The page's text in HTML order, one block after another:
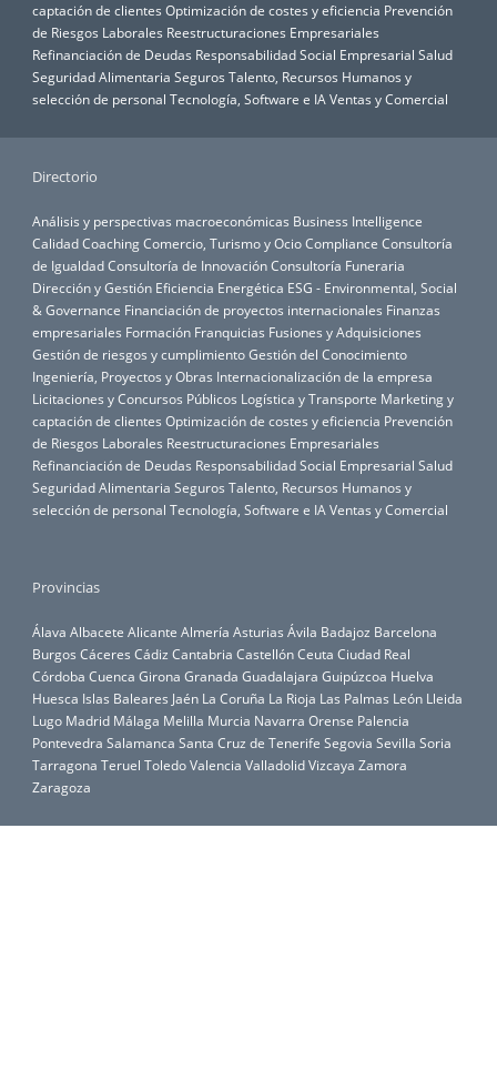
captación de clientes Optimización de costes y eficiencia Prevención
de Riesgos Laborales Reestructuraciones Empresariales
Refinanciación de Deudas Responsabilidad Social Empresarial Salud
Seguridad Alimentaria Seguros Talento, Recursos Humanos y
selección de personal Tecnología, Software e IA Ventas y Comercial
Directorio
Análisis y perspectivas macroeconómicas Business Intelligence
CalidadCoachingComercio, Turismo y OcioCompliance Consultoría
de IgualdadConsultoría de InnovaciónConsultoría Funeraria
Dirección y Gestión Eficiencia Energética ESG - Environmental, Social
& Governance Financiación de proyectos internacionales Finanzas
empresariales Formación Franquicias Fusiones y Adquisiciones
Gestión de riesgos y cumplimientoGestión del Conocimiento
Ingeniería, Proyectos y Obras Internacionalización de la empresa
Licitaciones y Concursos Públicos Logística y Transporte Marketing y
captación de clientes Optimización de costes y eficiencia Prevención
de Riesgos Laborales Reestructuraciones Empresariales
Refinanciación de Deudas Responsabilidad Social Empresarial Salud
Seguridad Alimentaria Seguros Talento, Recursos Humanos y
selección de personal Tecnología, Software e IA Ventas y Comercial
Provincias
Álava Albacete Alicante Almería Asturias Ávila Badajoz Barcelona
Burgos Cáceres Cádiz Cantabria CastellónCeuta Ciudad Real
Córdoba Cuenca Girona Granada Guadalajara Guipúzcoa Huelva
Huesca Islas Baleares Jaén La Coruña La Rioja Las Palmas León Lleida
Lugo Madrid Málaga Melilla Murcia Navarra Orense Palencia
Pontevedra Salamanca Santa Cruz de Tenerife Segovia Sevilla Soria
Tarragona Teruel ToledoValencia ValladolidVizcaya Zamora
Zaragoza